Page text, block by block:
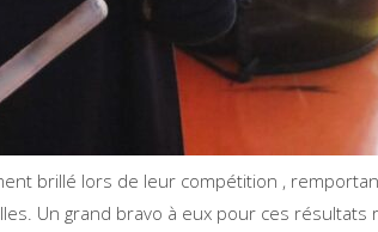
brillé lors de leur compétition ,
Un grand bravo à eux pour ces résultats